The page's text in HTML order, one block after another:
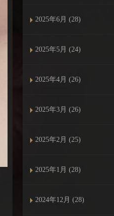
2025年6月 (28)
2025年5月 (24)
2025年4月 (26)
2025年3月 (26)
2025年2月 (25)
2025年1月 (28)
2024年12月 (28)